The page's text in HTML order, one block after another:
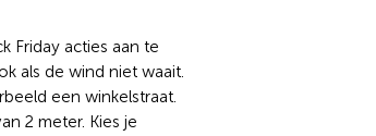
Friday acties aan te
als de wind niet waait.
een winkelstraat.
2 meter. Kies je